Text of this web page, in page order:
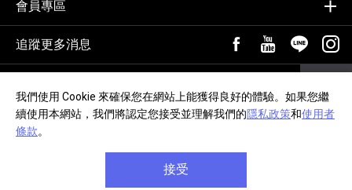
我們使用 Cookie 來確保您在網站上能獲得良好的體驗。如果您繼
續使用本網站，我們將認定您接受並理解我們的隱私政策和使用者
條款。
接受
會員專區
追蹤更多消息
FB粉絲專頁[另開新
YouTube頻道[
加入 追
輸入Email，訂閱電子報
隱私政策
Copyright © 2020, Sony Taiwan Ltd. All Rights Reserved.